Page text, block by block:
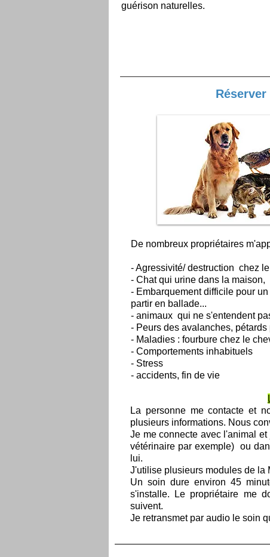
guérison naturelles.
De nombreux propriétaires
- Agressivité/ destruction chez
- Chat qui urine dans la maison,
- Embarquement difficile pour
partir en ballade...
- animaux qui ne s'entendent
- Peurs des avalanches,
- Maladies : fourbure chez le
- Comportements inhabituels
- Stress
- accidents, fin de vie
La personne me contacte et
plusieurs informations. Nous
Je me connecte avec l'animal
vétérinaire par exemple) ou
lui.
J'utilise plusieurs modules de la
Un soin dure environ 45
s'installe. Le propriétaire me
suivent.
Je retransmet par audio le soin